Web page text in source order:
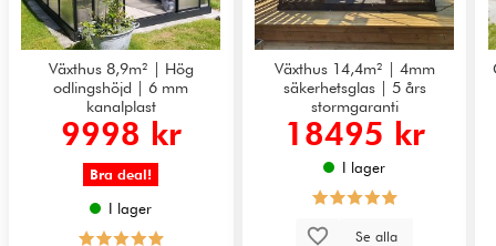
Växthus 8,9m² | Hög
odlingshöjd | 6 mm
kanalplast
9998 kr
Bra deal!
I lager
Växthus 14,4m² | 4mm
säkerhetsglas | 5 års
stormgaranti
18495 kr
I lager
Se alla